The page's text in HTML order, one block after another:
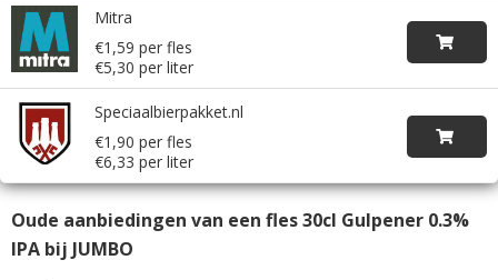
Mitra
€1,59 per fles
€5,30 per liter
Speciaalbierpakket.nl
€1,90 per fles
€6,33 per liter
Oude aanbiedingen van een fles 30cl Gulpener 0.3%
IPA bij JUMBO